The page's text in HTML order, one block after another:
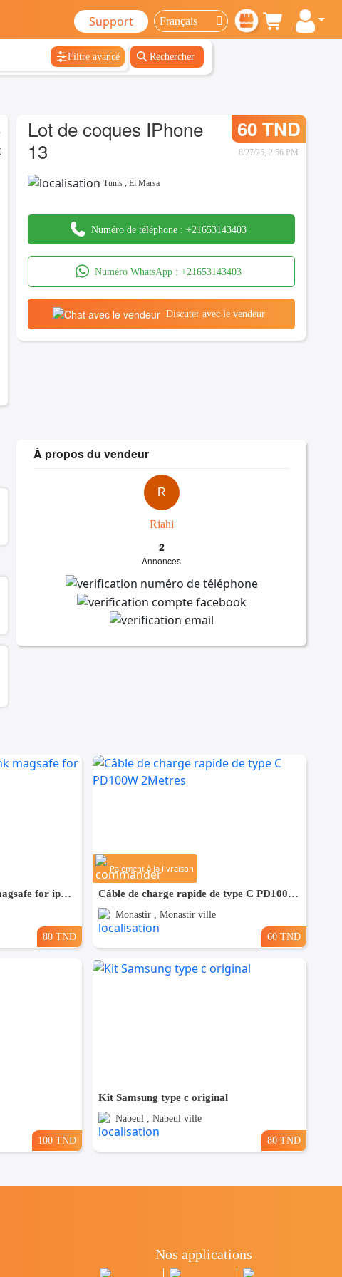
Support
Filtre avancé Rechercher
Lot de coques IPhone
13
60 TND
8/27/25, 2:56 PM
Tunis ,El Marsa
Numéro de téléphone :+21653143403
Numéro WhatsApp : +21653143403
Discuter avec le vendeur
À propos du vendeur
R
Riahi
2
Annonces
10000 MAH power bank magsafe for iphone
80 TND
Paiement à la livraison
Câble de charge rapide de type C PD100W 2Metres
Monastir , Monastir ville
60 TND
100 TND
Kit Samsung type c original
Nabeul , Nabeul ville
80 TND
Nos applications